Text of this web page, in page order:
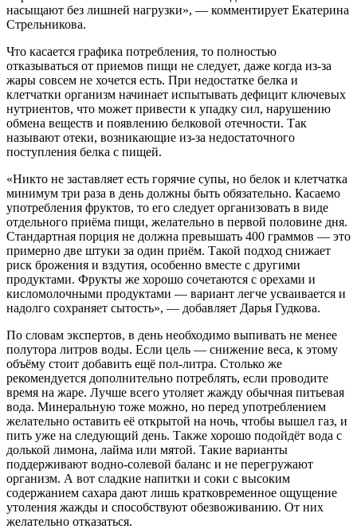
насыщают без лишней нагрузки», — комментирует Екатерина
Стрельникова.
Что касается графика потребления, то полностью
отказываться от приемов пищи не следует, даже когда из-за
жары совсем не хочется есть. При недостатке белка и
клетчатки организм начинает испытывать дефицит ключевых
нутриентов, что может привести к упадку сил, нарушению
обмена веществ и появлению белковой отечности. Так
называют отеки, возникающие из-за недостаточного
поступления белка с пищей.
«Никто не заставляет есть горячие супы, но белок и клетчатка
минимум три раза в день должны быть обязательно. Касаемо
употребления фруктов, то его следует организовать в виде
отдельного приёма пищи, желательно в первой половине дня.
Стандартная порция не должна превышать 400 граммов — это
примерно две штуки за один приём. Такой подход снижает
риск брожения и вздутия, особенно вместе с другими
продуктами. Фрукты же хорошо сочетаются с орехами и
кисломолочными продуктами — вариант легче усваивается и
надолго сохраняет сытость», — добавляет Дарья Гудкова.
По словам экспертов, в день необходимо выпивать не менее
полутора литров воды. Если цель — снижение веса, к этому
объёму стоит добавить ещё пол-литра. Столько же
рекомендуется дополнительно потреблять, если проводите
время на жаре. Лучше всего утоляет жажду обычная питьевая
вода. Минеральную тоже можно, но перед употреблением
желательно оставить её открытой на ночь, чтобы вышел газ, и
пить уже на следующий день. Также хорошо подойдёт вода с
долькой лимона, лайма или мятой. Такие варианты
поддерживают водно-солевой баланс и не перегружают
организм. А вот сладкие напитки и соки с высоким
содержанием сахара дают лишь кратковременное ощущение
утоления жажды и способствуют обезвоживанию. От них
желательно отказаться.